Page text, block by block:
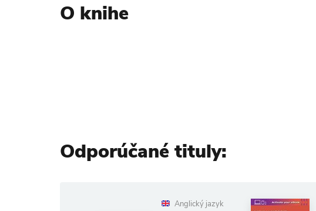
O knihe
Odporúčané tituly:
Anglický jazyk